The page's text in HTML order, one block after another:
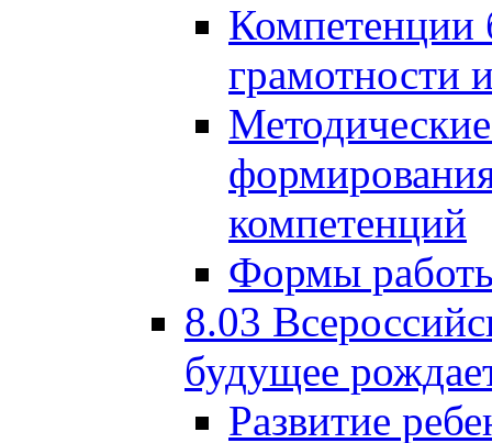
Компетенции
грамотности
компетенций
Формы
8.03
будущее
Развитие